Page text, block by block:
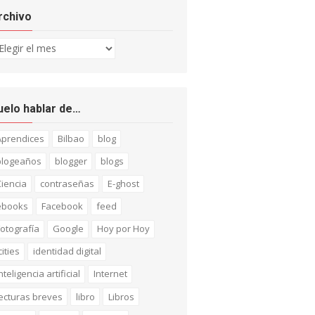
hablar de…
Bilbao
blog
blogger
blogs
contraseñas
E-ghost
Facebook
feed
Google
Hoy por Hoy
identidad digital
artificial
Internet
breves
libro
Libros